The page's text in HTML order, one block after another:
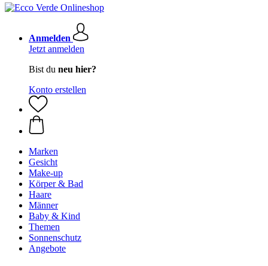
Anmelden
Jetzt anmelden
Bist du neu hier?
Konto erstellen
Marken
Gesicht
Make-up
Körper & Bad
Haare
Männer
Baby & Kind
Themen
Sonnenschutz
Angebote